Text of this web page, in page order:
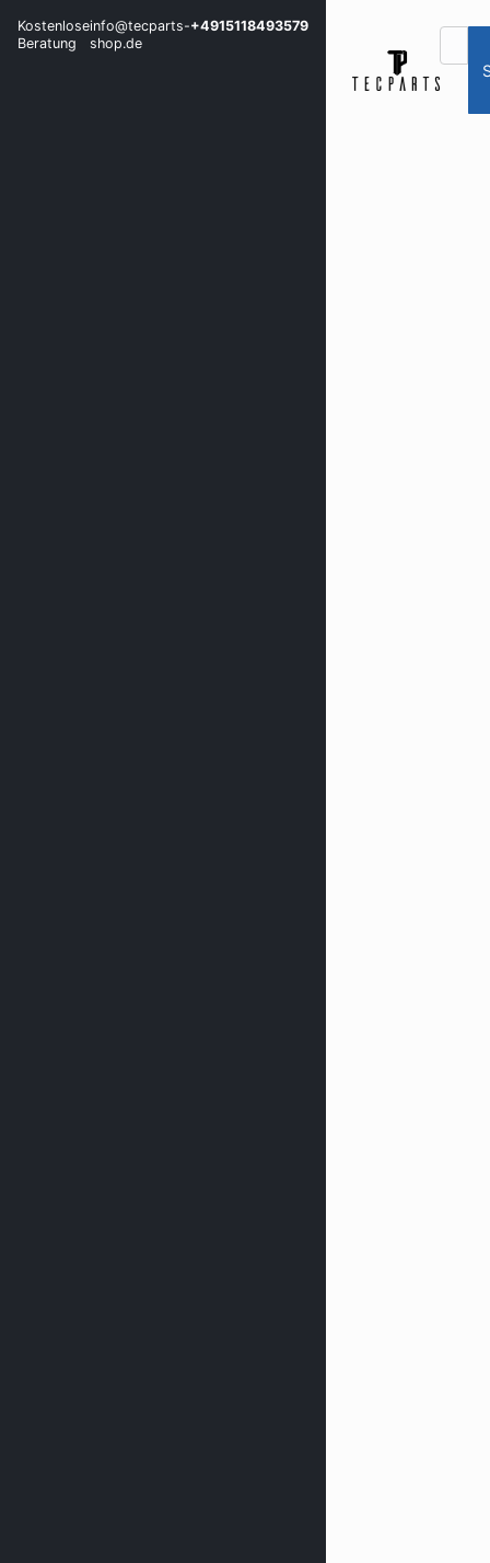
Kostenlose
Beratung
info@tecparts-
shop.de
+4915118493579